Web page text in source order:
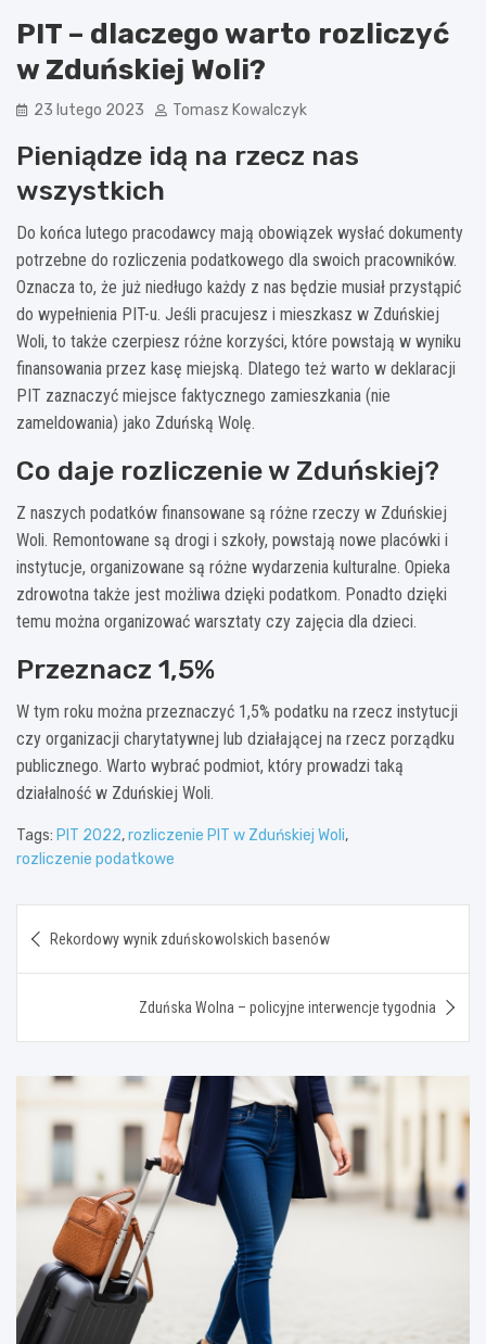
PIT – dlaczego warto rozliczyć
w Zduńskiej Woli?
23 lutego 2023 Tomasz Kowalczyk
Pieniądze idą na rzecz nas
wszystkich
Do końca lutego pracodawcy mają obowiązek wysłać dokumenty
potrzebne do rozliczenia podatkowego dla swoich pracowników.
Oznacza to, że już niedługo każdy z nas będzie musiał przystąpić
do wypełnienia PIT-u. Jeśli pracujesz i mieszkasz w Zduńskiej
Woli, to także czerpiesz różne korzyści, które powstają w wyniku
finansowania przez kasę miejską. Dlatego też warto w deklaracji
PIT zaznaczyć miejsce faktycznego zamieszkania (nie
zameldowania) jako Zduńską Wolę.
Co daje rozliczenie w Zduńskiej?
Z naszych podatków finansowane są różne rzeczy w Zduńskiej
Woli. Remontowane są drogi i szkoły, powstają nowe placówki i
instytucje, organizowane są różne wydarzenia kulturalne. Opieka
zdrowotna także jest możliwa dzięki podatkom. Ponadto dzięki
temu można organizować warsztaty czy zajęcia dla dzieci.
Przeznacz 1,5%
W tym roku można przeznaczyć 1,5% podatku na rzecz instytucji
czy organizacji charytatywnej lub działającej na rzecz porządku
publicznego. Warto wybrać podmiot, który prowadzi taką
działalność w Zduńskiej Woli.
Tags: PIT 2022,rozliczenie PIT w Zduńskiej Woli,
rozliczenie podatkowe
wpisu
Rekordowy wynik zduńskowolskich basenów
Zduńska Wolna – policyjne interwencje tygodnia